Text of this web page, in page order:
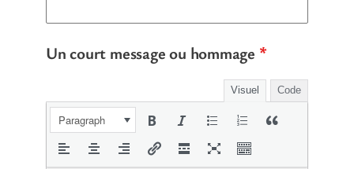
Un court message ou hommage *
Visuel Code
Paragraph